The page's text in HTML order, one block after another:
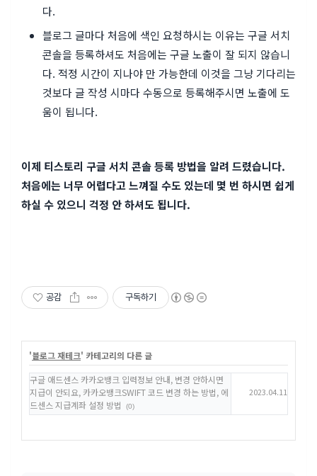
다.
블로그 글마다 처음에 색인 요청하시는 이유는 구글 서치
콘솔을 등록하셔도 처음에는 구글 노출이 잘 되지 않습니
다. 적정 시간이 지나야 만 가능한데 이것을 그냥 기다리는
것보다 글 작성 시마다 수동으로 등록해주시면 노출에 도
움이 됩니다.
이제 티스토리 구글 서치 콘솔 등록 방법을 알려 드렸습니다.
처음에는 너무 어렵다고 느껴질 수도 있는데 몇 번 하시면 쉽게
하실 수 있으니 걱정 안 하셔도 됩니다.
공감 구독하기
'블로그 재테크' 카테고리의 다른 글
구글 애드센스 카카오뱅크 입력정보 안내, 변경 안하시면
지급이 안되요, 카카오뱅크SWIFT 코드 변경 하는 방법, 에
드센스 지급계좌 설정 방법
(0)
2023.04.11